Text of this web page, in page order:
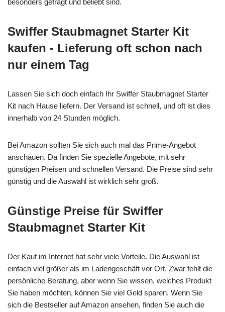
besonders gefragt und beliebt sind.
Swiffer Staubmagnet Starter Kit
kaufen - Lieferung oft schon nach
nur einem Tag
Lassen Sie sich doch einfach Ihr Swiffer Staubmagnet Starter
Kit nach Hause liefern. Der Versand ist schnell, und oft ist dies
innerhalb von 24 Stunden möglich.
Bei Amazon sollten Sie sich auch mal das Prime-Angebot
anschauen. Da finden Sie spezielle Angebote, mit sehr
günstigen Preisen und schnellen Versand. Die Preise sind sehr
günstig und die Auswahl ist wirklich sehr groß.
Günstige Preise für Swiffer
Staubmagnet Starter Kit
Der Kauf im Internet hat sehr viele Vorteile. Die Auswahl ist
einfach viel größer als im Ladengeschäft vor Ort. Zwar fehlt die
persönliche Beratung, aber wenn Sie wissen, welches Produkt
Sie haben möchten, können Sie viel Geld sparen. Wenn Sie
sich die Bestseller auf Amazon ansehen, finden Sie auch die